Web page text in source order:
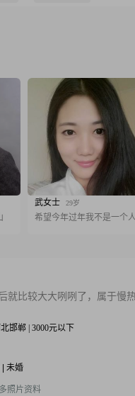
武女士 29岁
希望今年过年我不是一个人
就比较大大咧咧了，属于慢
邯郸 | 3000元以下
未婚
照片资料